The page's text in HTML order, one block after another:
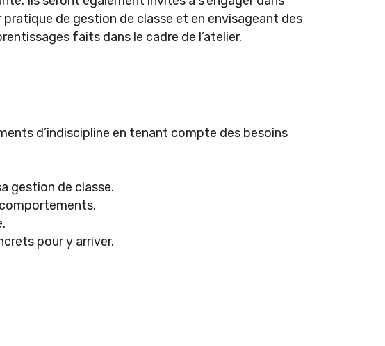
de gestion de classe et en envisageant des
faits dans le cadre de l’atelier.
d’indiscipline en tenant compte des besoins
gestion de classe.
pour y arriver.